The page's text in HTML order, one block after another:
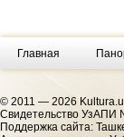
Главная
© 2011 — 2026
Cвидетельство УзАПИ
Поддержка сайта: